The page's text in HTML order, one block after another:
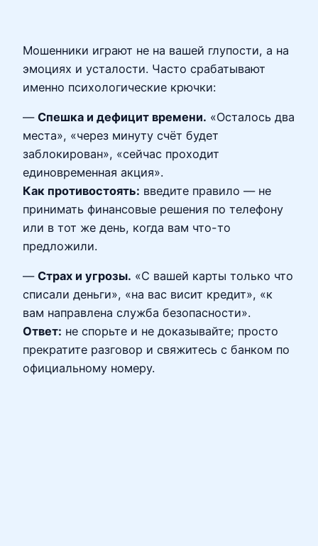
Мошенники играют не на вашей глупости, а на
эмоциях и усталости. Часто срабатывают
именно психологические крючки:
— Спешка и дефицит времени. «Осталось два
места», «через минуту счёт будет
заблокирован», «сейчас проходит
единовременная акция».
Как противостоять: введите правило — не
принимать финансовые решения по телефону
или в тот же день, когда вам что-то
предложили.
— Страх и угрозы. «С вашей карты только что
списали деньги», «на вас висит кредит», «к
вам направлена служба безопасности».
Ответ: не спорьте и не доказывайте; просто
прекратите разговор и свяжитесь с банком по
официальному номеру.